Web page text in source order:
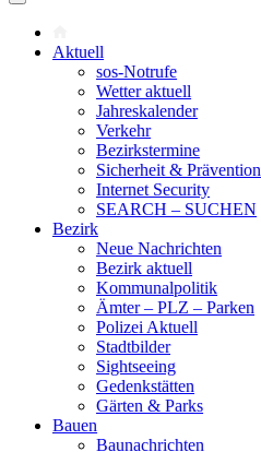
Aktuell
sos-Notrufe
Wetter aktuell
Jahreskalender
Verkehr
Bezirkstermine
Sicherheit & Prävention
Internet Security
SEARCH – SUCHEN
Bezirk
Neue Nachrichten
Bezirk aktuell
Kommunalpolitik
Ämter – PLZ – Parken
Polizei Aktuell
Stadtbilder
Sightseeing
Gedenkstätten
Gärten & Parks
Bauen
Baunachrichten